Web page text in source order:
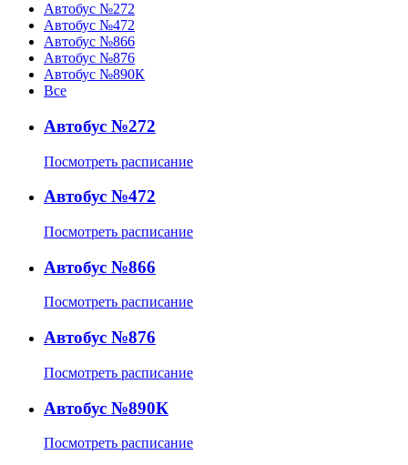
Автобус №272
Автобус №472
Автобус №866
Автобус №876
Автобус №890К
Все
Автобус №272
Посмотреть расписание
Автобус №472
Посмотреть расписание
Автобус №866
Посмотреть расписание
Автобус №876
Посмотреть расписание
Автобус №890К
Посмотреть расписание